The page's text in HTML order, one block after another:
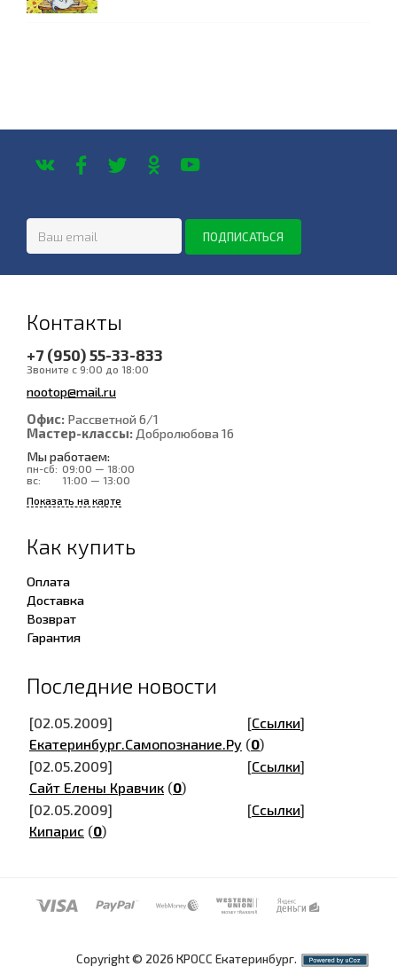
Контакты
+7 (950) 55-33-833
Звоните с 9:00 до 18:00
nootop@mail.ru
Офис: Рассветной 6/1
Мастер-классы: Добролюбова 16
Мы работаем:
пн-сб: 09:00 — 18:00
вс:
11:00 — 13:00
Показать на карте
Как купить
Оплата
Доставка
Возврат
Гарантия
Последние новости
[02.05.2009] [Ссылки]
Екатеринбург.Самопознание.Ру (0)
[02.05.2009]
[Ссылки]
Сайт Елены Кравчик (0)
[02.05.2009]
[Ссылки]
Кипарис (0)
Copyright © 2026 КРОСС Екатеринбург.